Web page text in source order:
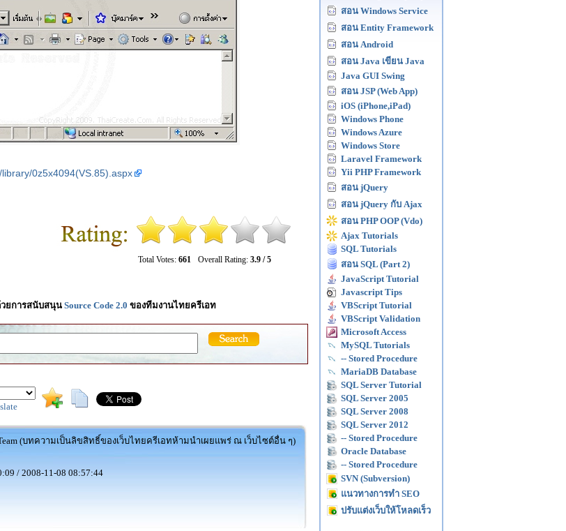
0z5x4094(VS.85).aspx
Total Votes: 661 Overall Rating: 3.9 / 5
ยการสนับสนุน Source Code 2.0 ของทีมงานไทยครีเอท
Team (บทความเป็นลิขสิทธิ์ของเว็บไทยครีเอทห้ามนำเผยแพร่ ณ เว็บไซต์อื่น ๆ)
/ 2008-11-08 08:57:44
สอน Windows Service
สอน Entity Framework
สอน Android
สอน Java เขียน Java
Java GUI Swing
สอน JSP (Web App)
iOS (iPhone,iPad)
Windows Phone
Windows Azure
Windows Store
Laravel Framework
Yii PHP Framework
สอน jQuery
สอน jQuery กับ Ajax
สอน PHP OOP (Vdo)
Ajax Tutorials
SQL Tutorials
สอน SQL (Part 2)
JavaScript Tutorial
Javascript Tips
VBScript Tutorial
VBScript Validation
Microsoft Access
MySQL Tutorials
-- Stored Procedure
MariaDB Database
SQL Server Tutorial
SQL Server 2005
SQL Server 2008
SQL Server 2012
-- Stored Procedure
Oracle Database
-- Stored Procedure
SVN (Subversion)
แนวทางการทำ SEO
ปรับแต่งเว็บให้โหลดเร็ว